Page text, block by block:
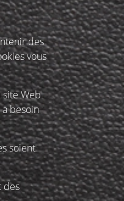
des
vous
Web
besoin
soient
des